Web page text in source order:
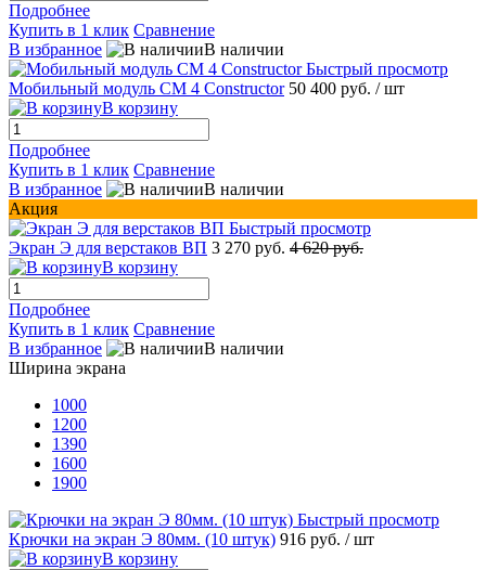
Подробнее
Купить в 1 клик Сравнение
В избранное
В наличии
Быстрый просмотр
Мобильный модуль СМ 4 Constructor 50 400 руб. / шт
В корзину
Подробнее
Купить в 1 клик Сравнение
В избранное
В наличии
Акция
Быстрый просмотр
Экран Э для верстаков ВП 3 270 руб. 4 620 руб.
В корзину
Подробнее
Купить в 1 клик Сравнение
В избранное
В наличии
Ширина экрана
1000
1200
1390
1600
1900
Быстрый просмотр
Крючки на экран Э 80мм. (10 штук) 916 руб. / шт
В корзину